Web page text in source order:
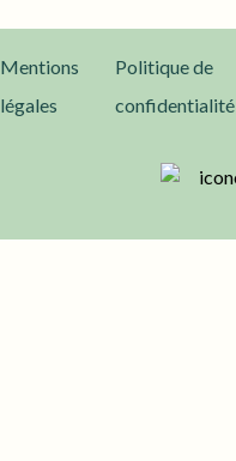
Mentions
légales
Politique de
confidentialité